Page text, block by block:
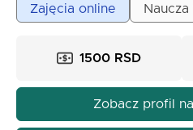
aktywnościami takimi jak
Zajęcia online
1500 RSD
Zobacz profil